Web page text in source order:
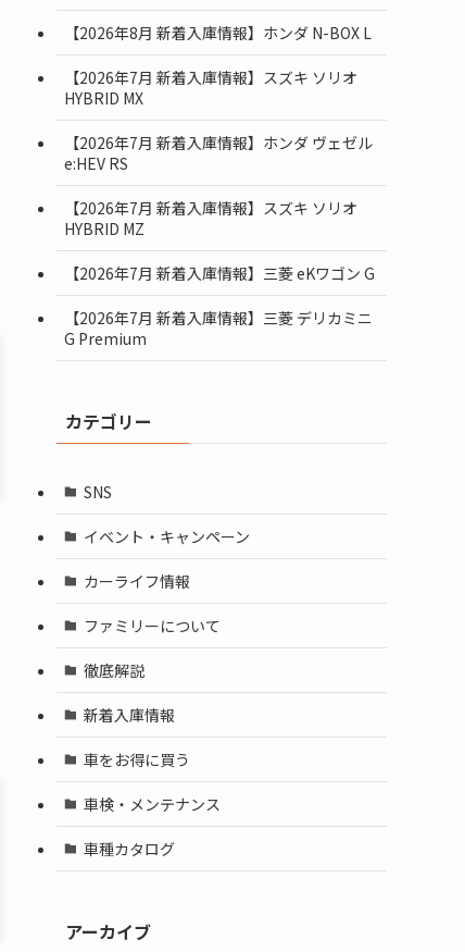
【2026年8月 新着入庫情報】ホンダ N-BOX L
【2026年7月 新着入庫情報】スズキ ソリオ
HYBRID MX
【2026年7月 新着入庫情報】ホンダ ヴェゼル
e:HEV RS
【2026年7月 新着入庫情報】スズキ ソリオ
HYBRID MZ
【2026年7月 新着入庫情報】三菱 eKワゴン G
【2026年7月 新着入庫情報】三菱 デリカミニ
G Premium
カテゴリー
SNS
イベント・キャンペーン
カーライフ情報
ファミリーについて
徹底解説
新着入庫情報
車をお得に買う
車検・メンテナンス
車種カタログ
アーカイブ